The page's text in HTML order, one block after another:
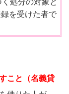
処分の対象と
を受けた者で
こと（名義貸